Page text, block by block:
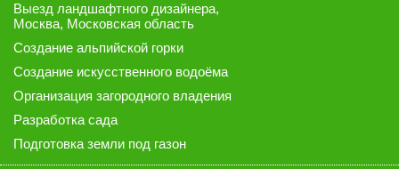
Выезд ландшафтного дизайнера,
Москва, Московская область
Создание альпийской горки
Создание искусственного водоёма
Организация загородного владения
Разработка сада
Подготовка земли под газон